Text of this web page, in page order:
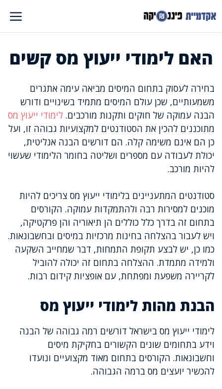
לתוכן
האם לימודי ייעוץ מס קשים
בחירה לעסוק בתחום המיסים מביאה עימה אתגרים
משמעותיים, שכן עולם המיסים מתמיד בשינויים ודורש
הבנה עמוקה של חוקים ותקנות מורכבים. לימודי ייעוץ מס
מתוכננים להכין את הסטודנטים למקצועיות גבוהה זו, ועל
כן הם אינם משימה קלה. הם דורשים הבנה אנליטית,
יכולת לעבודה עם מספרים ושליטה בחומר הלימודי שעשוי
להיות מורכב.
סטודנטים המתעניינים בלימודי ייעוץ מס צריכים להיות
מוכנים למסירות רבה ולהתמקדות עמוקה. הקורסים
בתחום זה בדרך כלל כוללים הן תיאוריה והן פרקטיקה,
ויש לעבור בהצלחה בחינות מרכזיות במיסים ובחשבונאות.
כמו כן, יש לבצע תקופת התמחות, דבר שמחייב השקעה
ולמידה מתמדת. ההצלחה בתחום זה יכולה להוביל
לקריירה משפעת ומפתחת, עם אופציות קידום רבות.
הבנת מהות לימודי ייעוץ מס
לימודי ייעוץ מס בישראל דורשים רמה גבוהה של הבנה
וידע בתחומים שונים הקשורים בחקיקת מיסים
וחשבונאות. הקורסים בתחום מאוד מקצועיים ונועדו
להכשיר יועצים מס ברמה הגבוהה.